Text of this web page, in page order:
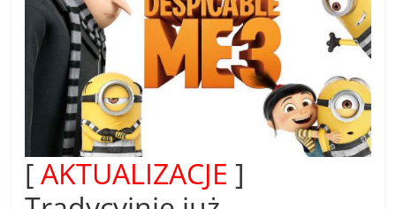
[AKTUALIZACJE ]